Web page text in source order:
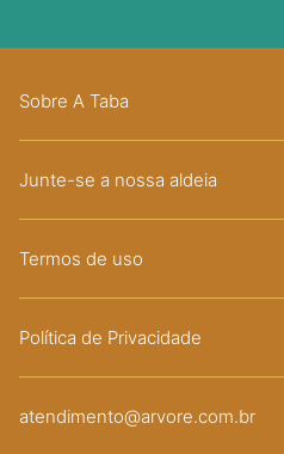
Sobre A Taba
Junte-se a nossa aldeia
Termos de uso
Política de Privacidade
atendimento@arvore.com.br